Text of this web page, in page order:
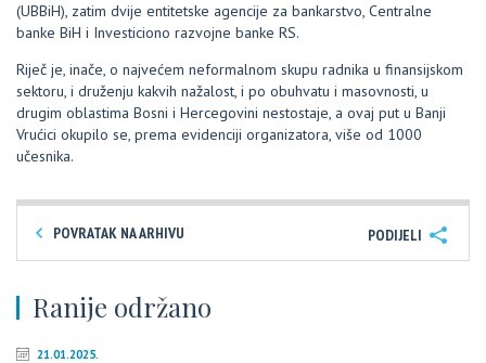
(UBBiH), zatim dvije entitetske agencije za bankarstvo, Centralne
banke BiH i Investiciono razvojne banke RS.
Riječ je, inače, o najvećem neformalnom skupu radnika u finansijskom
sektoru, i druženju kakvih nažalost, i po obuhvatu i masovnosti, u
drugim oblastima Bosni i Hercegovini nestostaje, a ovaj put u Banji
Vrućici okupilo se, prema evidenciji organizatora, više od 1000
učesnika.
POVRATAK NA ARHIVU PODIJELI
Ranije održano
21.01.2025.